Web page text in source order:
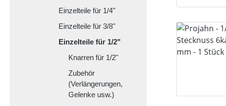
Einzelteile für 1/4"
Einzelteile für 3/8"
Einzelteile für 1/2"
Knarren für 1/2"
Zubehör
(Verlängerungen,
Gelenke usw.)